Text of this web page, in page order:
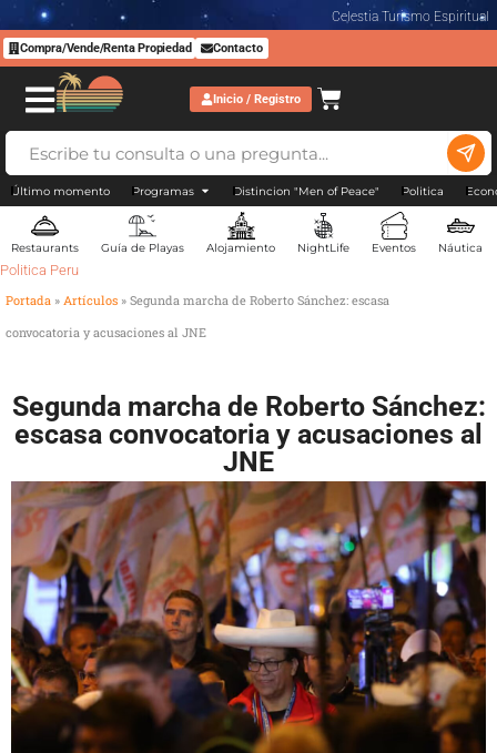
Celestia Turismo Espiritual
Compra/Vende/Renta Propiedad Contacto
Inicio / Registro
Último momento Programas Distincion "Men of Peace" Politica
Restaurants Guía de Playas Alojamiento NightLife Eventos Náutica
Politica Peru
Portada » Artículos » Segunda marcha de Roberto Sánchez: escasa
convocatoria y acusaciones al JNE
Segunda marcha de Roberto Sánchez:
escasa convocatoria y acusaciones al
JNE